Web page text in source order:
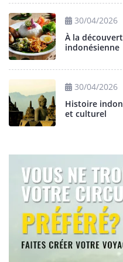
30/04/2026
À la
indonésienne
30/04/2026
Histoire
et culturel